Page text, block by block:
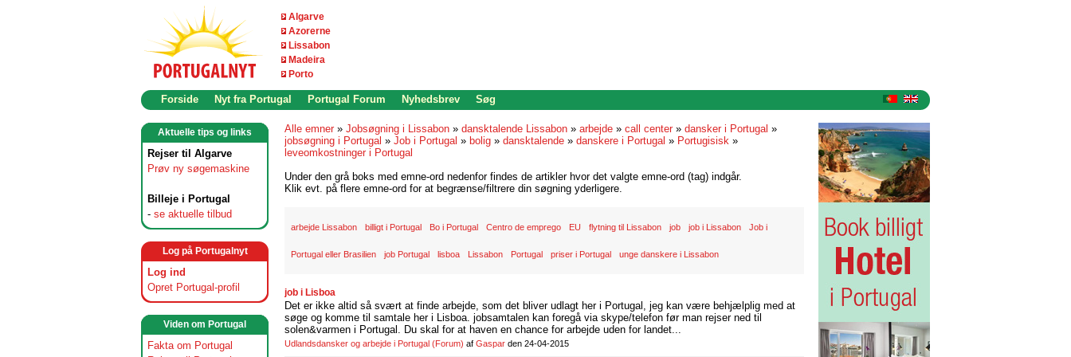
Algarve
Azorerne
Lissabon
Madeira
Porto
Forside Nyt fra Portugal Portugal Forum Nyhedsbrev Søg
Aktuelle tips og links
Rejser til Algarve
Prøv ny søgemaskine
Billeje i Portugal
- se aktuelle tilbud
Log på Portugalnyt
Log ind
Opret Portugal-profil
Viden om Portugal
Fakta om Portugal
Alle emner » Jobsøgning i Lissabon » dansktalende Lissabon » arbejde » call center » dansker i Portugal »
jobsøgning i Portugal » Job i Portugal » bolig » dansktalende » danskere i Portugal » Portugisisk »
leveomkostninger i Portugal
Under den grå boks med emne-ord nedenfor findes de artikler hvor det valgte emne-ord (tag) indgår.
Klik evt. på flere emne-ord for at begrænse/filtrere din søgning yderligere.
arbejde Lissabon billigt i Portugal Bo i Portugal Centro de emprego EU flytning til Lissabon job job i Lissabon Job i
Portugal eller Brasilien job Portugal lisboa Lissabon Portugal priser i Portugal unge danskere i Lissabon
job i Lisboa
Det er ikke altid så svært at finde arbejde, som det bliver udlagt her i Portugal, jeg kan være behjælplig med at
søge og komme til samtale her i Lisboa. jobsamtalen kan foregå via skype/telefon før man rejser ned til
solen&varmen i Portugal. Du skal for at haven en chance for arbejde uden for landet...
Udlandsdansker og arbejde i Portugal (Forum) af Gaspar den 24-04-2015